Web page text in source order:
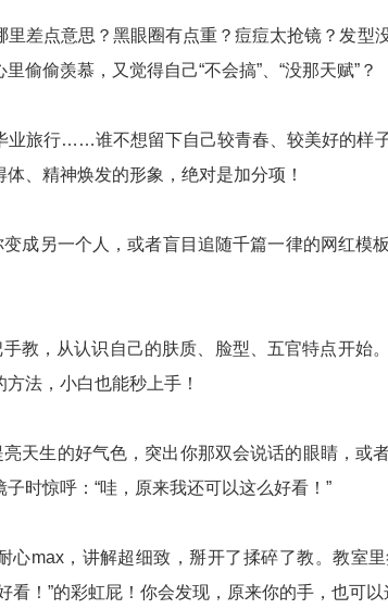
差点意思？黑眼圈有点重？痘痘太抢镜？发型
偷偷羡慕，又觉得自己“不会搞”、“没那天赋”？
业旅行……谁不想留下自己较青春、较美好的样
、精神焕发的形象，绝对是加分项！
成另一个人，或者盲目追随千篇一律的网红模
教，从认识自己的肤质、脸型、五官特点开始
法，小白也能秒上手！
天生的好气色，突出你那双会说话的眼睛，或
时惊呼：“哇，原来我还可以这么好看！”
心max，讲解超细致，掰开了揉碎了教。教室
！”的彩虹屁！你会发现，原来你的手，也可以